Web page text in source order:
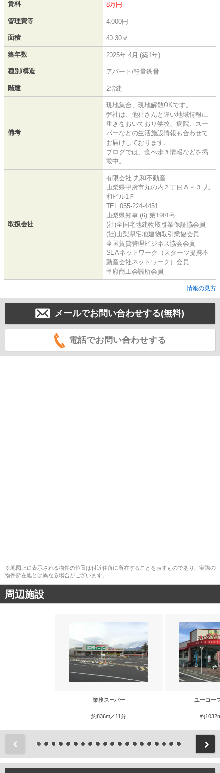
賃料 8万円
管理費等 4,000円
面積 40.30㎡
築年数 2025年 4月 (築1年)
種別/構造 アパート/軽量鉄骨
階建 2階建
備考
現地集合、現地解散OKです。
弊社は、他社さんと違い地域情報に
重きをおいており学校、病院、スー
パーなどの生活施設情報も合わせて
お届けしております。
ブログでは、食べ歩き情報などを掲
載中。
取扱会社
有限会社 丸和不動産
山梨県甲府市丸の内２丁目８－３ 丸
和ビル1Ｆ
TEL:055-224-4451
山梨県知事 (6) 第1901号
(社)全国宅地建物取引業保証協会員
(社)山梨県宅地建物取引業協会員
全国賃貸管理ビジネス協会会員
SEAネットワーク（スターツ提携不
動産会社ネットワーク）会員
甲府商工会議所会員
情報の見方
メールでお問い合わせする(無料)
電話でお問い合わせする
※地図上に表示される物件の位置は付近住所に所在することを表すものであり、実際の
物件所在地とは異なる場合がございます。
周辺施設
業務スーパー
約836m／11分
ユーコー
約